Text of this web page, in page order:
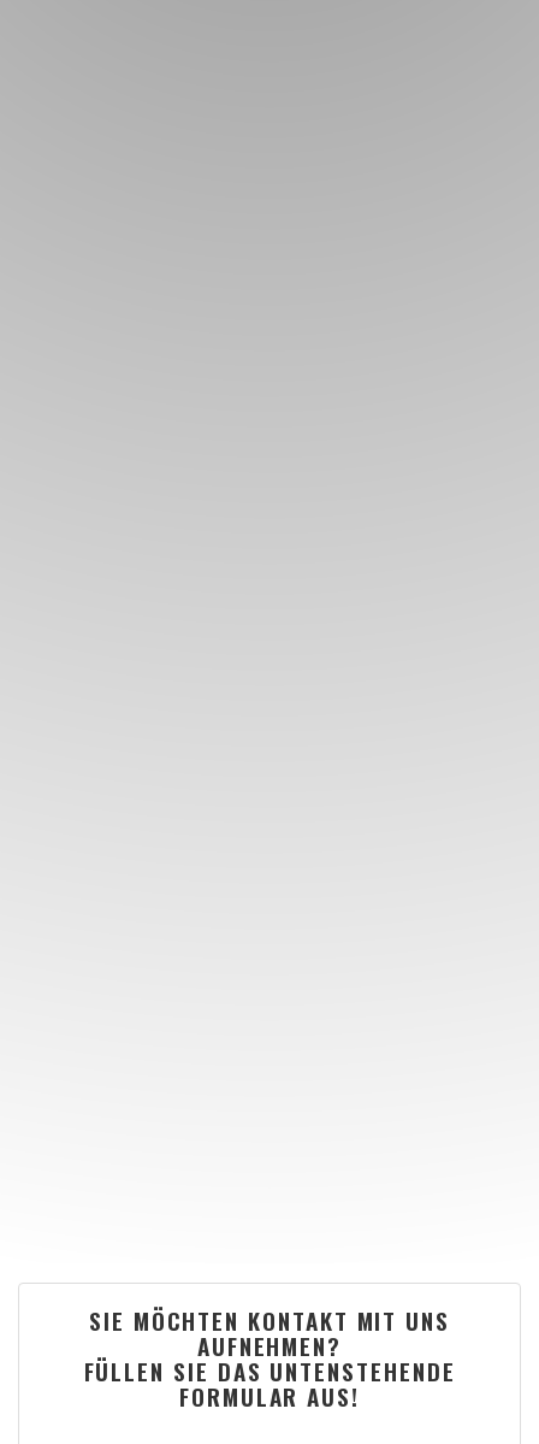
SIE MÖCHTEN KONTAKT MIT UNS
AUFNEHMEN?
FÜLLEN SIE DAS UNTENSTEHENDE
FORMULAR AUS!